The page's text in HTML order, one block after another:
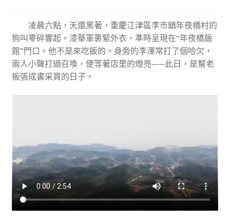
凌晨六點，天還黑著，重慶江津區李市鎮年夜橋村的
狗叫零碎響起。漆華軍裹緊外衣，準時呈現在“年夜橋飯
館”門口。他不是來吃飯的。身旁的李澤常打了個哈欠，
兩人小聲打過召喚，便等著店里的燈亮——此日，是幫老
板張成書采買的日子。